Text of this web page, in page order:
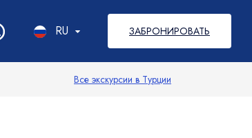
RU ЗАБРОНИРОВАТЬ
Все экскурсии в Турции